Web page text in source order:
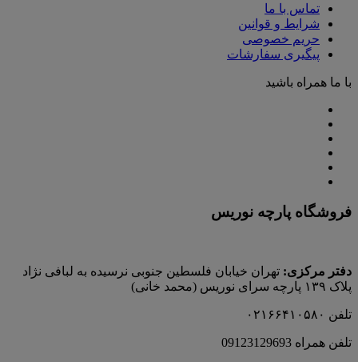
تماس با ما
شرایط و قوانین
حریم خصوصی
پیگیری سفارشات
با ما همراه باشید
فروشگاه پارچه نوریس
دفتر مرکزی: تهران خیابان فلسطین جنوبی نرسیده به لبافی نژاد
پلاک ۱۳۹ پارچه‌ سرای نوريس (محمد خانی)
تلفن ۰۲۱۶۶۴۱۰۵۸۰
تلفن همراه 09123129693